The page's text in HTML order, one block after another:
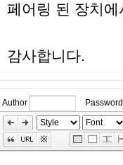
페어링 된 장치
감사합니다.
Author
Password
Skip
Edit
Toolbox